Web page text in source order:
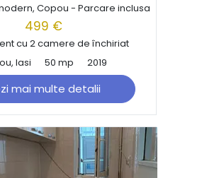
Copou - Parcare inclusa
499 €
cu 2 camere de închiriat
Iasi
50 mp 2019
mai multe detalii